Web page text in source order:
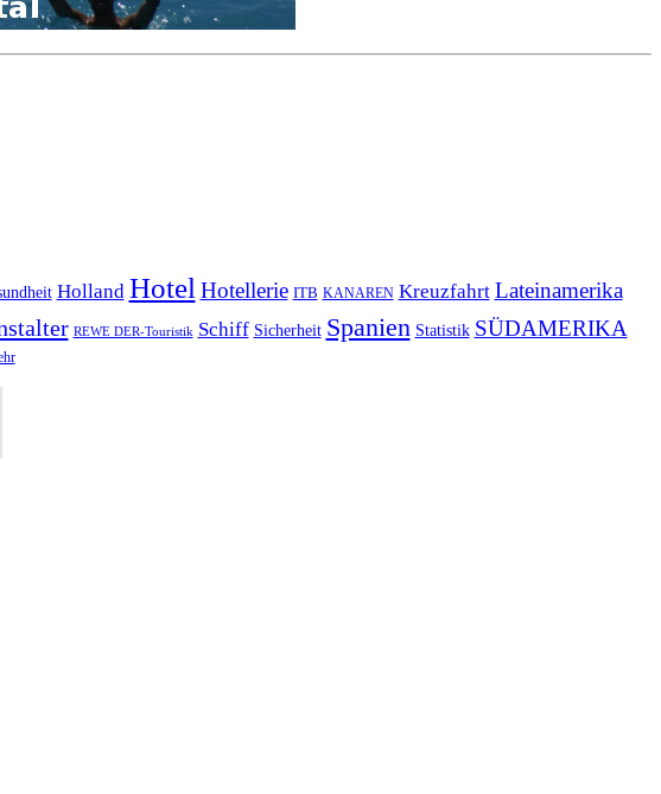
Holland Hotel Hotellerie ITB KANAREN Kreuzfahrt Lateinamerika
REWE DER-Touristik Schiff Sicherheit Spanien Statistik SÜDAMERIKA